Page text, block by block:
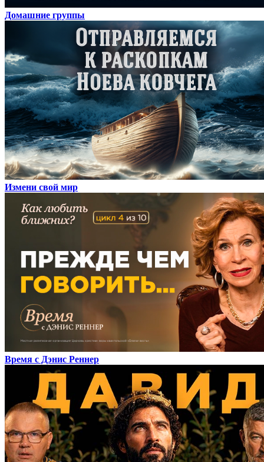
Домашние группы
Измени свой мир
Время с Дэнис Реннер